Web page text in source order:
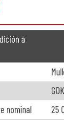
a
nominal
25